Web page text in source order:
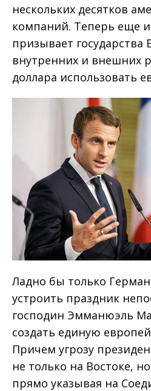
нескольких десятков
компаний. Теперь еще
призывает государства
внутренних и внешних
доллара использовать
Ладно бы только
устроить праздник
господин Эмманюэль
создать единую
Причем угрозу
не только на Востоке,
прямо указывая на